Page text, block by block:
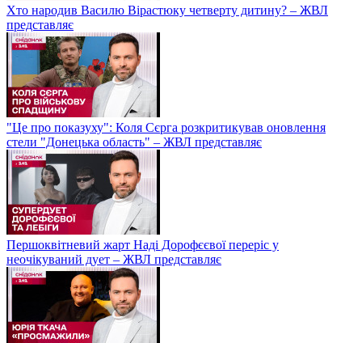
Хто народив Василю Вірастюку четверту дитину? – ЖВЛ
представляє
"Це про показуху": Коля Сєрга розкритикував оновлення
стели "Донецька область" – ЖВЛ представляє
Першоквітневий жарт Наді Дорофєєвої переріс у
неочікуваний дует – ЖВЛ представляє